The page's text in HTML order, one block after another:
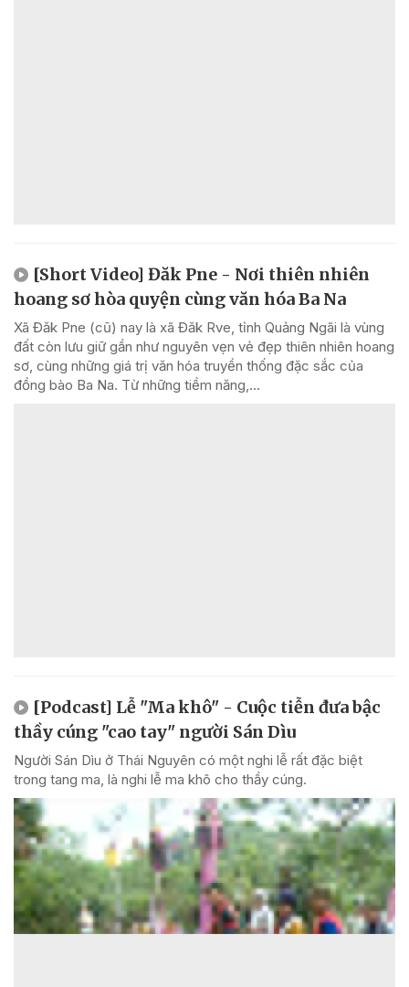
[Short Video] Đăk Pne - Nơi thiên nhiên
hoang sơ hòa quyện cùng văn hóa Ba Na
Xã Đăk Pne (cũ) nay là xã Đăk Rve, tỉnh Quảng Ngãi là vùng
đất còn lưu giữ gần như nguyên vẹn vẻ đẹp thiên nhiên hoang
sơ, cùng những giá trị văn hóa truyền thống đặc sắc của
đồng bào Ba Na. Từ những tiềm năng,...
[Podcast] Lễ "Ma khô" - Cuộc tiễn đưa bậc
thầy cúng "cao tay" người Sán Dìu
Người Sán Dìu ở Thái Nguyên có một nghi lễ rất đặc biệt
trong tang ma, là nghi lễ ma khô cho thầy cúng.